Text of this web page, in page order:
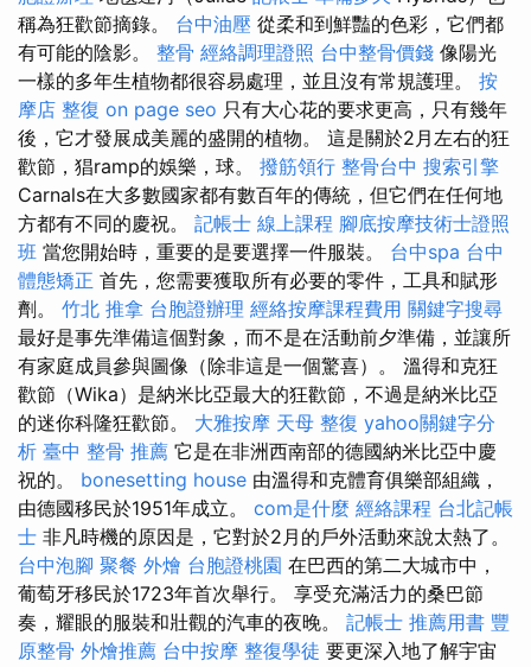
稱為狂歡節摘錄。 台中油壓 從柔和到鮮豔的色彩，它們都
有可能的陰影。 整骨 經絡調理證照 台中整骨價錢 像陽光
一樣的多年生植物都很容易處理，並且沒有常規護理。 按
摩店 整復 on page seo 只有大心花的要求更高，只有幾年
後，它才發展成美麗的盛開的植物。 這是關於2月左右的狂
歡節，猖ramp的娛樂，球。 撥筋領行 整骨台中 搜索引擎
Carnals在大多數國家都有數百年的傳統，但它們在任何地
方都有不同的慶祝。 記帳士 線上課程 腳底按摩技術士證照
班 當您開始時，重要的是要選擇一件服裝。 台中spa 台中
體態矯正 首先，您需要獲取所有必要的零件，工具和賦形
劑。 竹北 推拿 台胞證辦理 經絡按摩課程費用 關鍵字搜尋
最好是事先準備這個對象，而不是在活動前夕準備，並讓所
有家庭成員參與圖像（除非這是一個驚喜）。 溫得和克狂
歡節（Wika）是納米比亞最大的狂歡節，不過是納米比亞
的迷你科隆狂歡節。 大雅按摩 天母 整復 yahoo關鍵字分
析 臺中 整骨 推薦 它是在非洲西南部的德國納米比亞中慶
祝的。 bonesetting house 由溫得和克體育俱樂部組織，
由德國移民於1951年成立。 com是什麼 經絡課程 台北記帳
士 非凡時機的原因是，它對於2月的戶外活動來說太熱了。
台中泡腳 聚餐 外燴 台胞證桃園 在巴西的第二大城市中，
葡萄牙移民於1723年首次舉行。 享受充滿活力的桑巴節
奏，耀眼的服裝和壯觀的汽車的夜晚。 記帳士 推薦用書 豐
原整骨 外燴推薦 台中按摩 整復學徒 要更深入地了解宇宙